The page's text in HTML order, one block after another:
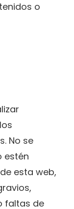
o
No se
estén
esta web,
faltas de